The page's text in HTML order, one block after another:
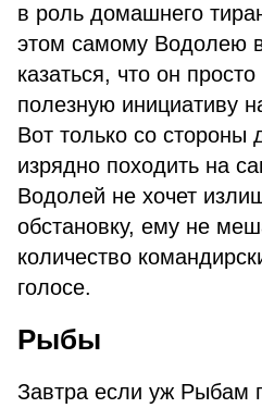
в роль домашнего
этом самому Водолею
казаться, что он
полезную инициативу
Вот только со стороны
изрядно походить на
Водолей не хочет
обстановку, ему не
количество
голосе.
Рыбы
Завтра если уж Рыбам